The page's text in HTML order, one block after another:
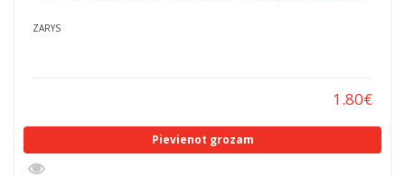
ZARYS
1.80€
Pievienot grozam